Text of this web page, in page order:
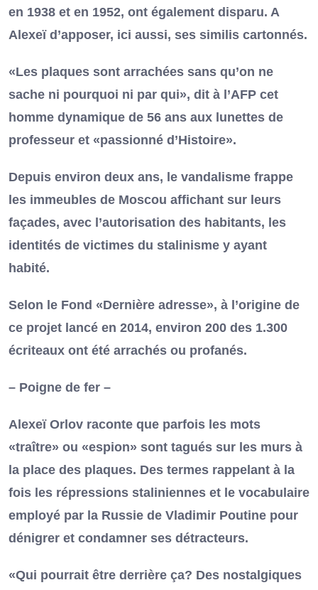
en 1938 et en 1952, ont également disparu. A
Alexeï d’apposer, ici aussi, ses similis cartonnés.
«Les plaques sont arrachées sans qu’on ne
sache ni pourquoi ni par qui», dit à l’AFP cet
homme dynamique de 56 ans aux lunettes de
professeur et «passionné d’Histoire».
Depuis environ deux ans, le vandalisme frappe
les immeubles de Moscou affichant sur leurs
façades, avec l’autorisation des habitants, les
identités de victimes du stalinisme y ayant
habité.
Selon le Fond «Dernière adresse», à l’origine de
ce projet lancé en 2014, environ 200 des 1.300
écriteaux ont été arrachés ou profanés.
– Poigne de fer –
Alexeï Orlov raconte que parfois les mots
«traître» ou «espion» sont tagués sur les murs à
la place des plaques. Des termes rappelant à la
fois les répressions staliniennes et le vocabulaire
employé par la Russie de Vladimir Poutine pour
dénigrer et condamner ses détracteurs.
«Qui pourrait être derrière ça? Des nostalgiques